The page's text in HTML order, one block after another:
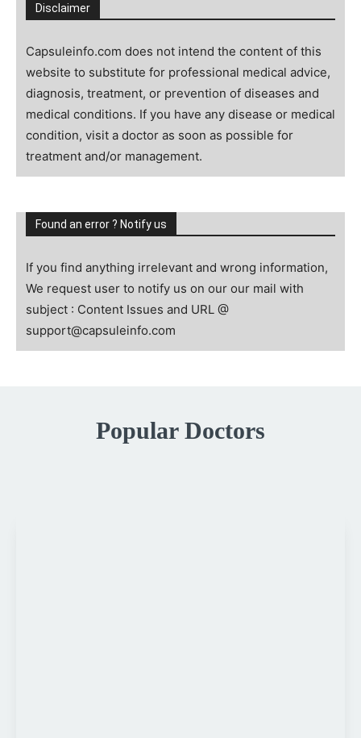
Disclaimer
Capsuleinfo.com does not intend the content of this
website to substitute for professional medical advice,
diagnosis, treatment, or prevention of diseases and
medical conditions. If you have any disease or medical
condition, visit a doctor as soon as possible for
treatment and/or management.
Found an error ? Notify us
If you find anything irrelevant and wrong information,
We request user to notify us on our our mail with
subject : Content Issues and URL @
support@capsuleinfo.com
Popular Doctors